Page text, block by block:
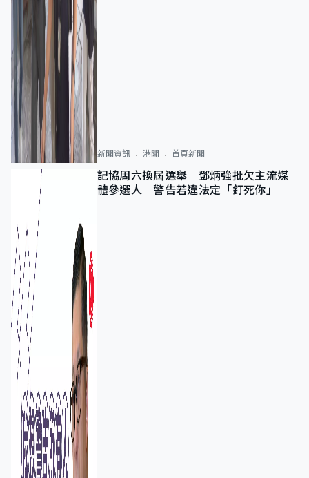
新聞資訊 港聞 首頁新聞
記協周六換屆選舉 鄧炳強批欠主流媒
體參選人 警告若違法定「釘死你」